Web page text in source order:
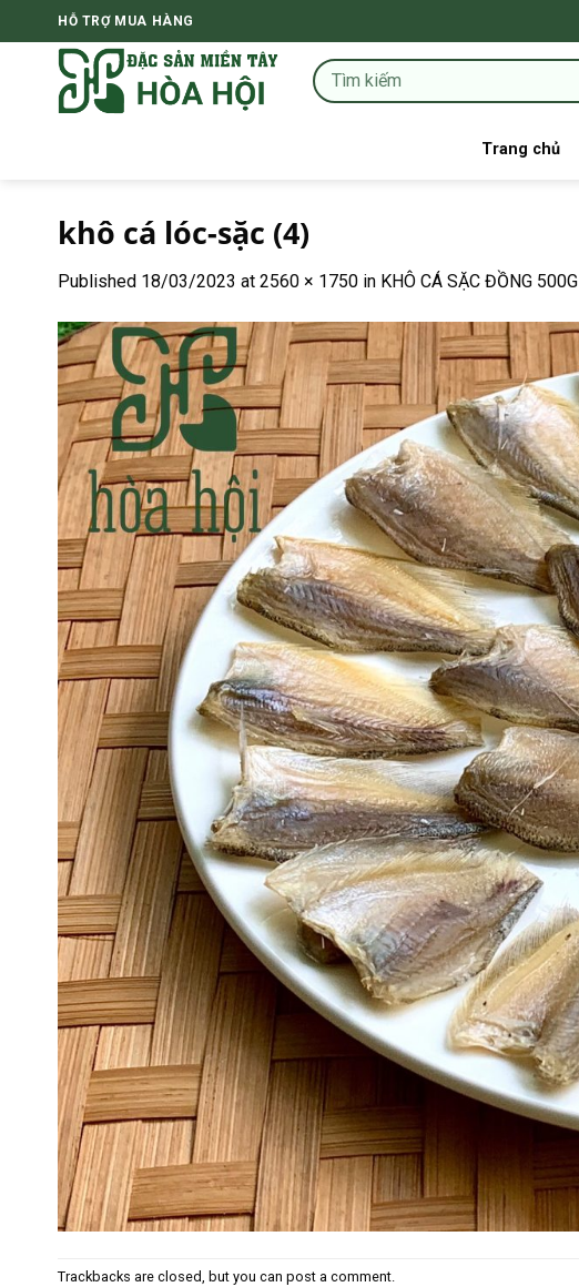
to
HỖ TRỢ MUA HÀNG
Trang chủ
khô cá lóc-sặc (4)
Published 18/03/2023 at 2560 × 1750 in KHÔ CÁ SẶC ĐỒNG 500G
Trackbacks are closed, but you can post a comment.